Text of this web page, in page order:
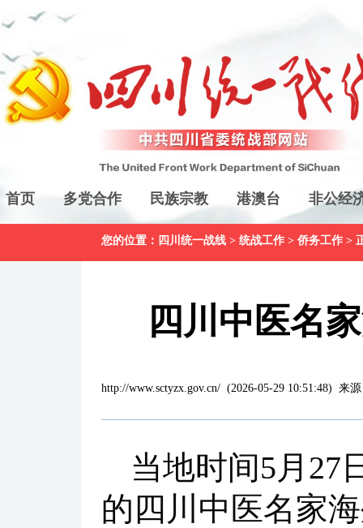
首页 多党合作 民族宗教 港澳台 非公经
您的位置： 四川统一战线 > 统战工作 > 侨务工作 >
四川中医名
http://www.sctyzx.gov.cn/ (2026-05-29 10:51:48) 来
当地时间5月27
的四川中医名家